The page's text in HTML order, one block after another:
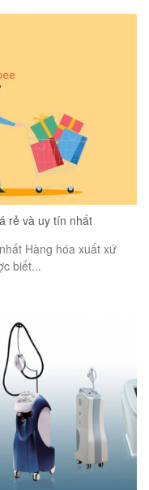
rẻ và uy tín nhất
Hàng hóa xuất xứ
biết...